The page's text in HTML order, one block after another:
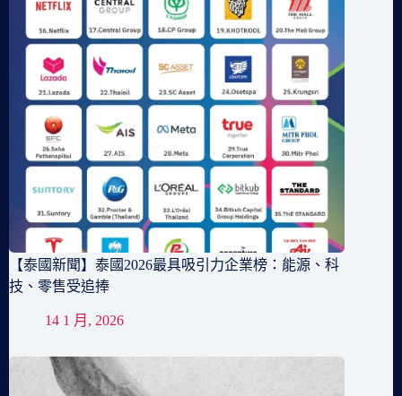
【泰國新聞】泰國2026最具吸引力企業榜：能源、科
技、零售受追捧
14 1 月, 2026